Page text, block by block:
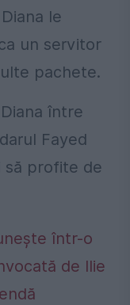
le
un servitor
pachete.
între
Fayed
să profite de
într-o
de Ilie